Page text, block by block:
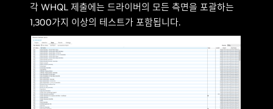
각 WHQL 제출에는 드라이버의 모든 측면을 포괄하는
1,300가지 이상의 테스트가 포함됩니다.